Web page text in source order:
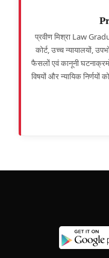
प्रवीण मिश्रा Law
कोर्ट, उच्च न्यायालयों,
फैसलों एवं कानूनी
विषयों और न्यायिक